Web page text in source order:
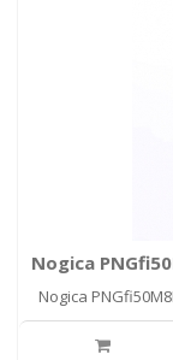
Nogica
Nogica